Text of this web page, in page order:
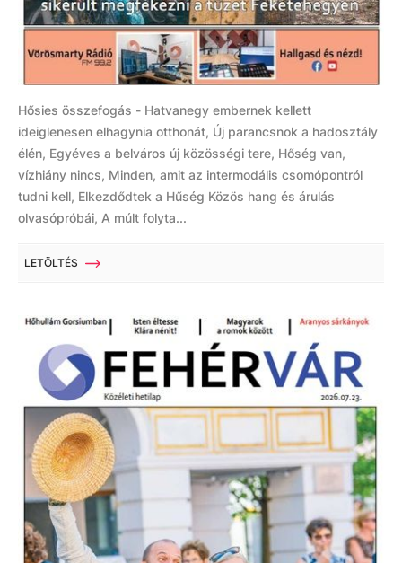
Hősies összefogás - Hatvanegy embernek kellett
ideiglenesen elhagynia otthonát, Új parancsnok a hadosztály
élén, Egyéves a belváros új közösségi tere, Hőség van,
vízhiány nincs, Minden, amit az intermodális csomópontról
tudni kell, Elkezdődtek a Hűség Közös hang és árulás
olvasópróbái, A múlt folyta...
LETÖLTÉS